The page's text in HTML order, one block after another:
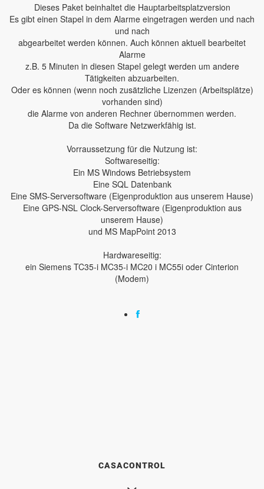
Dieses Paket beinhaltet die Hauptarbeitsplatzversion
Es gibt einen Stapel in dem Alarme eingetragen werden und nach
und nach
abgearbeitet werden können. Auch können aktuell bearbeitet
Alarme
z.B. 5 Minuten in diesen Stapel gelegt werden um andere
Tätigkeiten abzuarbeiten.
Oder es können (wenn noch zusätzliche Lizenzen (Arbeitsplätze)
vorhanden sind)
die Alarme von anderen Rechner übernommen werden.
Da die Software Netzwerkfähig ist.
Vorraussetzung für die Nutzung ist:
Softwareseitig:
Ein MS Windows Betriebsystem
Eine SQL Datenbank
Eine SMS-Serversoftware (Eigenproduktion aus unserem Hause)
Eine GPS-NSL Clock-Serversoftware (Eigenproduktion aus
unserem Hause)
und MS MapPoint 2013
Hardwareseitig:
ein Siemens TC35-i MC35-i MC20 i MC55i oder Cinterion
(Modem)
CASACONTROL